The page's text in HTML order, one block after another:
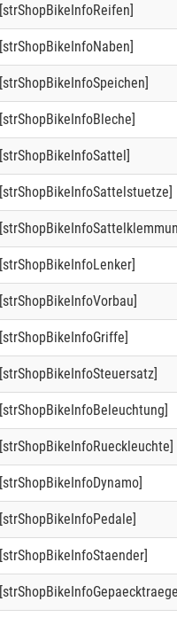
[strShopBikeInfoReifen]
[strShopBikeInfoNaben]
[strShopBikeInfoSpeichen]
[strShopBikeInfoBleche]
[strShopBikeInfoSattel]
[strShopBikeInfoSattelstuetze]
[strShopBikeInfoLenker]
[strShopBikeInfoVorbau]
[strShopBikeInfoGriffe]
[strShopBikeInfoSteuersatz]
[strShopBikeInfoBeleuchtung]
[strShopBikeInfoRueckleuchte]
[strShopBikeInfoDynamo]
[strShopBikeInfoPedale]
[strShopBikeInfoStaender]